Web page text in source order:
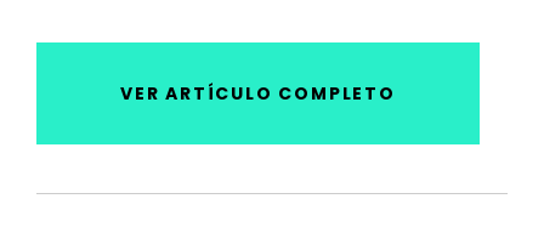
VER ARTÍCULO COMPLETO